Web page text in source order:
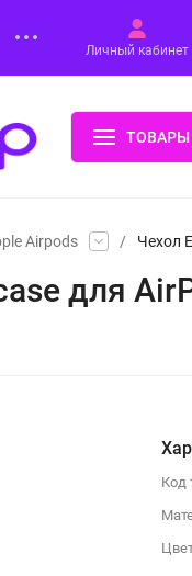
Личный кабинет
ТОВАРЫ
Airpods / Чехол
для
Код